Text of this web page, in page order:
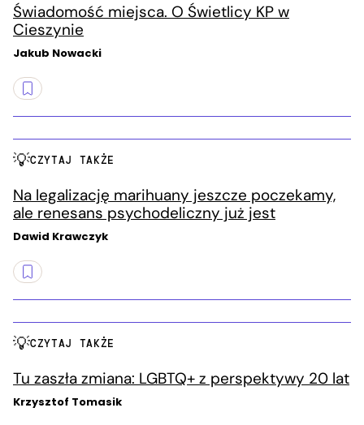
Świadomość miejsca. O Świetlicy KP w
Cieszynie
Jakub Nowacki
CZYTAJ TAKŻE
Na legalizację marihuany jeszcze poczekamy,
ale renesans psychodeliczny już jest
Dawid Krawczyk
CZYTAJ TAKŻE
Tu zaszła zmiana: LGBTQ+ z perspektywy 20 lat
Krzysztof Tomasik